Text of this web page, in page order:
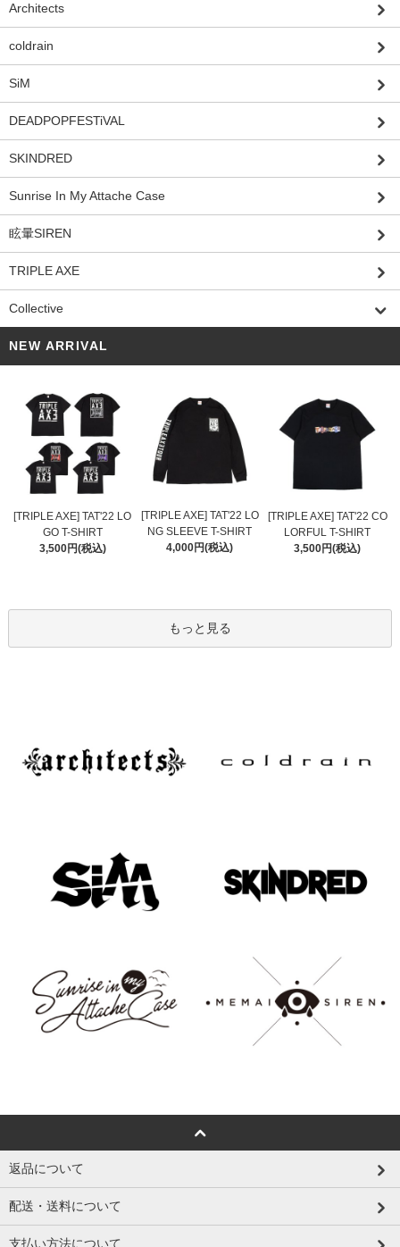
Architects
coldrain
SiM
DEADPOPFESTiVAL
SKINDRED
Sunrise In My Attache Case
眩暈SIREN
TRIPLE AXE
Collective
NEW ARRIVAL
[TRIPLE AXE] TAT'22 LO
GO T-SHIRT
3,500円(税込)
[TRIPLE AXE] TAT'22 LO
NG SLEEVE T-SHIRT
4,000円(税込)
[TRIPLE AXE] TAT'22 CO
LORFUL T-SHIRT
3,500円(税込)
もっと見る
返品について
配送・送料について
支払い方法について